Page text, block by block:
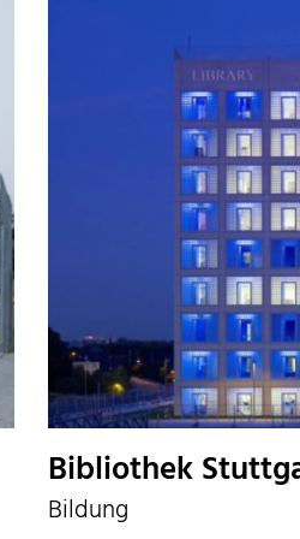
Bibliothek
Bildung